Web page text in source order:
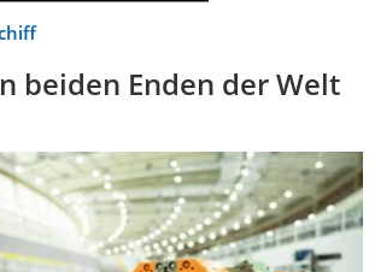
beiden Enden der Welt